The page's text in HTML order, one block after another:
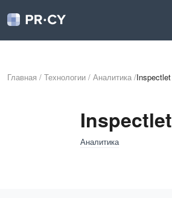
Главная / Технологии / Аналитика /Inspectlet
Inspectlet
Аналитика